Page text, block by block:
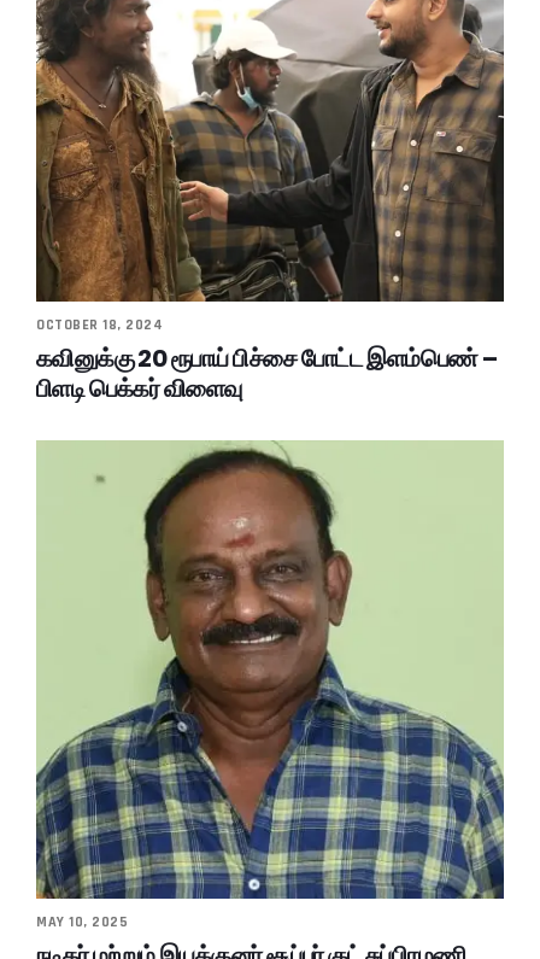
OCTOBER 18, 2024
கவினுக்கு 20 ரூபாய் பிச்சை போட்ட இளம்பெண் –
பிளடி பெக்கர் விளைவு
MAY 10, 2025